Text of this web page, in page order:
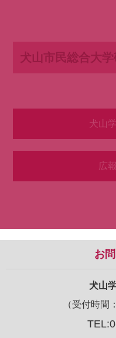
犬山市民総合大
犬山
広
お
犬山
（受付時間